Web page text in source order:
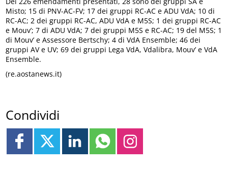
Misto; 15 di PNV-AC-FV; 17 dei gruppi RC-AC e ADU VdA; 10 di
RC-AC; 2 dei gruppi RC-AC, ADU VdA e M5S; 1 dei gruppi RC-AC
e Mouv’; 7 di ADU VdA; 7 dei gruppi M5S e RC-AC; 19 del M5S; 1
di Mouv’ e Assessore Bertschy; 4 di VdA Ensemble; 46 dei
gruppi AV e UV; 69 dei gruppi Lega VdA, Vdalibra, Mouv’ e VdA
Ensemble.
(re.aostanews.it)
Condividi